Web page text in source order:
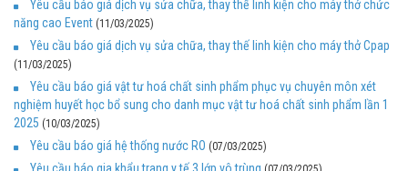
Yêu cầu báo giá dịch vụ sửa chữa, thay thế linh kiện cho máy thở chức
năng cao Event (11/03/2025)
Yêu cầu báo giá dịch vụ sửa chữa, thay thế linh kiện cho máy thở Cpap
(11/03/2025)
Yêu cầu báo giá vật tư hoá chất sinh phẩm phục vụ chuyên môn xét
nghiệm huyết học bổ sung cho danh mục vật tư hoá chất sinh phẩm lần 1
2025 (10/03/2025)
Yêu cầu báo giá hệ thống nước RO (07/03/2025)